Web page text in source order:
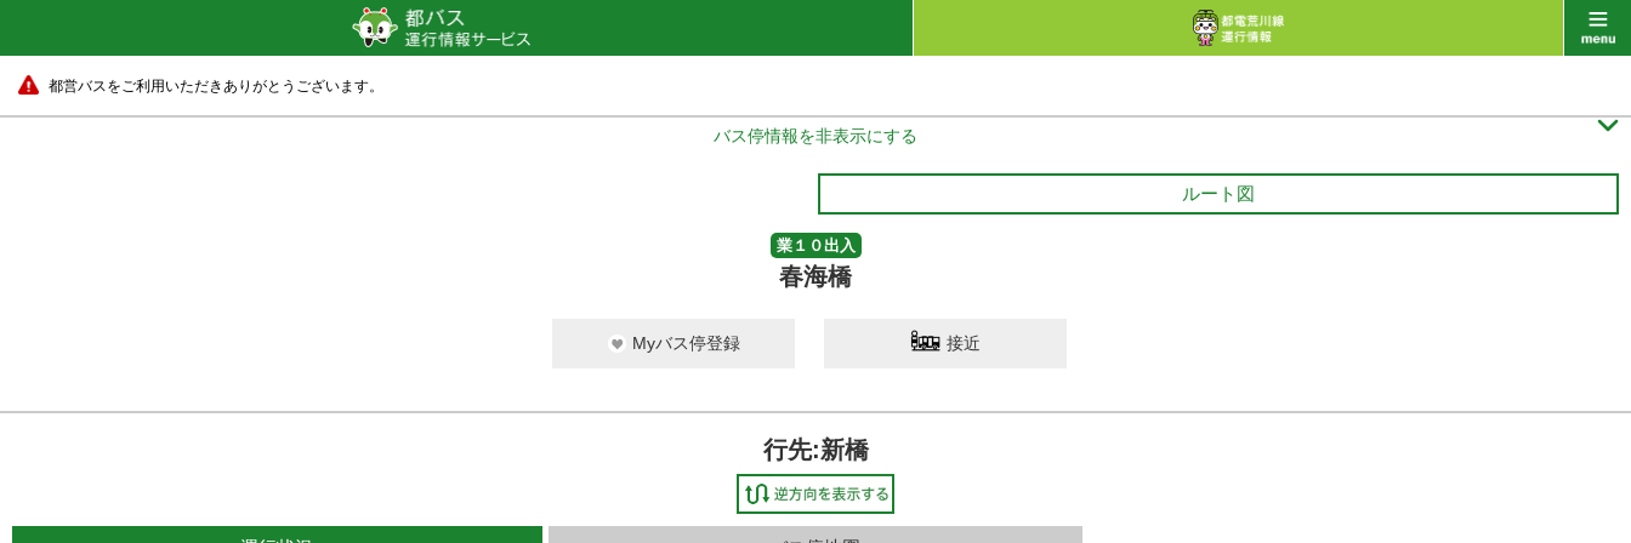
都営バスをご利用いただきありがとうございます。
バス停情報を非表示にする 
ルート図
業１０出入
春海橋
Myバス停登録 接近
行先:新橋